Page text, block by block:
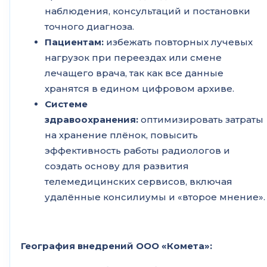
наблюдения, консультаций и постановки
точного диагноза.
Пациентам: избежать повторных лучевых
нагрузок при переездах или смене
лечащего врача, так как все данные
хранятся в едином цифровом архиве.
Системе
здравоохранения: оптимизировать затраты
на хранение плёнок, повысить
эффективность работы радиологов и
создать основу для развития
телемедицинских сервисов, включая
удалённые консилиумы и «второе мнение».
География внедрений ООО «Комета»: